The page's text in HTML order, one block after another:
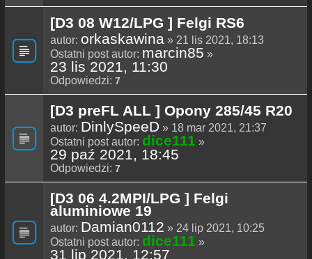
[D3 08 W12/LPG ] Felgi RS6
autor: orkaskawina » 21 lis 2021, 18:13
Ostatni post autor: marcin85 »
23 lis 2021, 11:30
Odpowiedzi: 7
[D3 preFL ALL ] Opony 285/45 R20
autor: DinlySpeeD » 18 mar 2021, 21:37
Ostatni post autor: dice111 »
29 paź 2021, 18:45
Odpowiedzi: 7
[D3 06 4.2MPI/LPG ] Felgi
aluminiowe 19
autor: Damian0112 » 24 lip 2021, 10:25
Ostatni post autor: dice111 »
31 lip 2021, 12:57